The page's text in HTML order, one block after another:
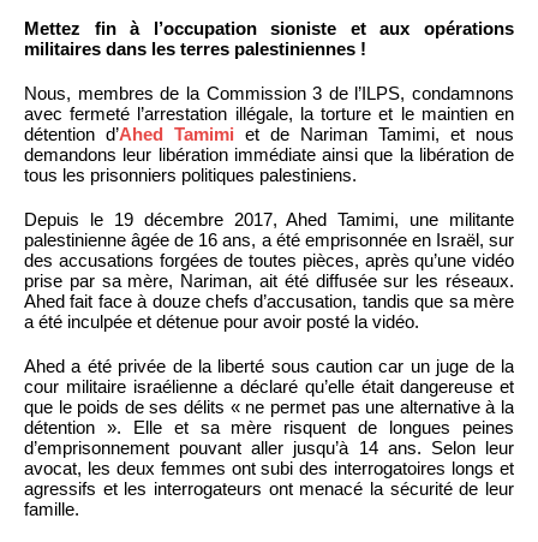
Mettez fin à l’occupation sioniste et aux opérations
militaires dans les terres palestiniennes !
Nous, membres de la Commission 3 de l’ILPS, condamnons
avec fermeté l’arrestation illégale, la torture et le maintien en
détention d’Ahed Tamimi et de Nariman Tamimi, et nous
demandons leur libération immédiate ainsi que la libération de
tous les prisonniers politiques palestiniens.
Depuis le 19 décembre 2017, Ahed Tamimi, une militante
palestinienne âgée de 16 ans, a été emprisonnée en Israël, sur
des accusations forgées de toutes pièces, après qu’une vidéo
prise par sa mère, Nariman, ait été diffusée sur les réseaux.
Ahed fait face à douze chefs d’accusation, tandis que sa mère
a été inculpée et détenue pour avoir posté la vidéo.
Ahed a été privée de la liberté sous caution car un juge de la
cour militaire israélienne a déclaré qu’elle était dangereuse et
que le poids de ses délits « ne permet pas une alternative à la
détention ». Elle et sa mère risquent de longues peines
d’emprisonnement pouvant aller jusqu’à 14 ans. Selon leur
avocat, les deux femmes ont subi des interrogatoires longs et
agressifs et les interrogateurs ont menacé la sécurité de leur
famille.